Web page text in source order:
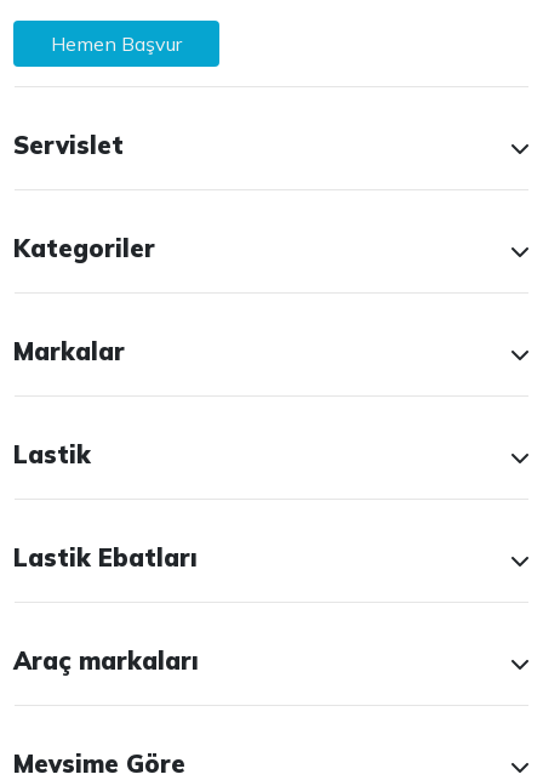
Hemen Başvur
Servislet
Kategoriler
Markalar
Lastik
Lastik Ebatları
Araç markaları
Mevsime Göre